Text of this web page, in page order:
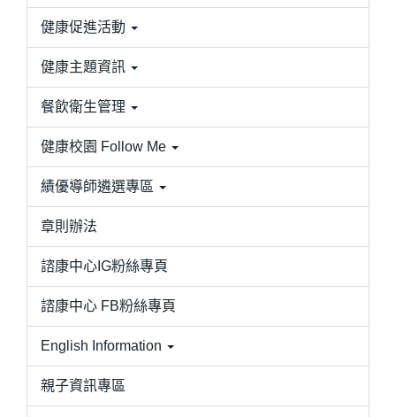
健康促進活動
健康主題資訊
餐飲衛生管理
健康校園 Follow Me
績優導師遴選專區
章則辦法
諮康中心IG粉絲專頁
諮康中心 FB粉絲專頁
English Information
親子資訊專區